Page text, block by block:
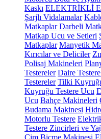
Kaskı ELEKTRİKLİ
Şarjlı Vidalamalar
Matkaplar Darbeli
Matkap Ucu ve Setleri
Matkaplar Manyetik
Kırıcılar ve Deliciler
Polisaj Makineleri
Testereler Daire
Testereler Tilki
Kuyruğu Testere Ucu
Ucu Bahçe Makineleri
Budama Makinesi
Motorlu Testere
Testere Zincirleri ve
Çim Biçme Makinesi